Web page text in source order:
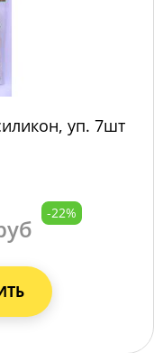
уп. 7шт
-22%